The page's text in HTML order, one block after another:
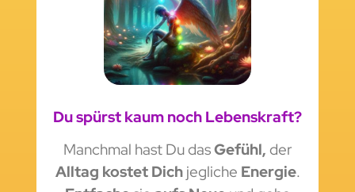
Du spürst kaum noch Lebenskraft?
Manchmal hast Du dasGefühl, der
Alltag kostet Dich jegliche Energie.